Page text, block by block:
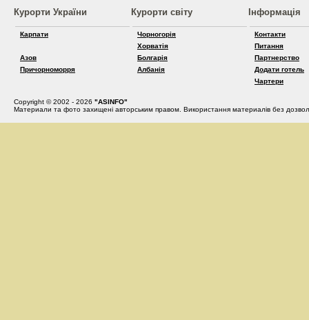
Курорти України
Карпати
Азов
Причорноморря
Курорти світу
Чорногорія
Хорватія
Болгарія
Албанія
Інформація
Контакти
Питання
Партнерство
Додати готель
Чартери
Copyright © 2002 - 2026 "ASINFO"
Материали та фото захищені авторським правом. Використання материалів без